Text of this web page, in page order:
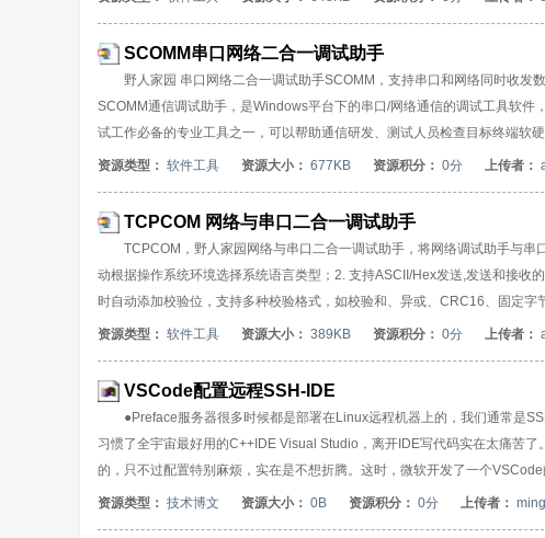
复功能；支持间隔发送，循环发送，批处理发送，输入数据可以从外部文件
或数据，便于通信联调。NetAssist网络调试助手是绿色软件，无所安装，
SCOMM串口网络二合一调试助手
野人家园 串口网络二合一调试助手SCOMM，支持串口和网络同时收发
SCOMM通信调试助手，是Windows平台下的串口/网络通信的调试工具软
试工作必备的专业工具之一，可以帮助通信研发、测试人员检查目标终端软
SCOMM通信调试助手是绿色软件，无需安装，只有一个执行文件，适用于
可自由设置串口号、波特率、校验位、数据位和停止位等（支持自定义非标
状态位的检测控制；网络通信支持IPv4和IPv6两种协议，支持UDP、TCP通
资源类型： 软件工具 资源大小： 677KB 资源积分： 0分 上传者：
TCPCOM 网络与串口二合一调试助手
TCPCOM，野人家园网络与串口二合一调试助手，将网络调试助手与
动根据操作系统环境选择系统语言类型；2. 支持ASCII/Hex发送,发送和接收
时自动添加校验位，支持多种校验格式，如校验和、异或、CRC16、固定
析成对应的ASCII码进行发送。5. 支持AT指令自动添加回车换行，启用该选
式；9. 支持任意间隔发送，循环发送；10.可以从文件导入数据用于发送；
式TCP Server，TCP Client，UDP；【串口调试
资源类型： 软件工具 资源大小： 389KB 资源积分： 0分 上传者：
VSCode配置远程SSH-IDE
●Preface服务器很多时候都是部署在Linux远程机器上的，我们通常是
习惯了全宇宙最好用的C++IDE Visual Studio，离开IDE写代码实在太痛苦
的，只不过配置特别麻烦，实在是不想折腾。这时，微软开发了一个
问题。Remote-SSH配置简单，界面可视化，你可以把他看做是带IDE的
资源类型： 技术博文 资源大小： 0B 资源积分： 0分 上传者：